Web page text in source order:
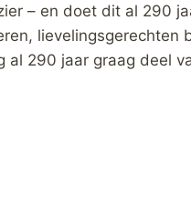
– en doet dit al 290
al 290 jaar graag deel